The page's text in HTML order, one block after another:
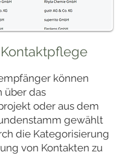
Kontaktpflege
können
über das
oder aus dem
gewählt
die Kategorisierung
von Kontakten zu